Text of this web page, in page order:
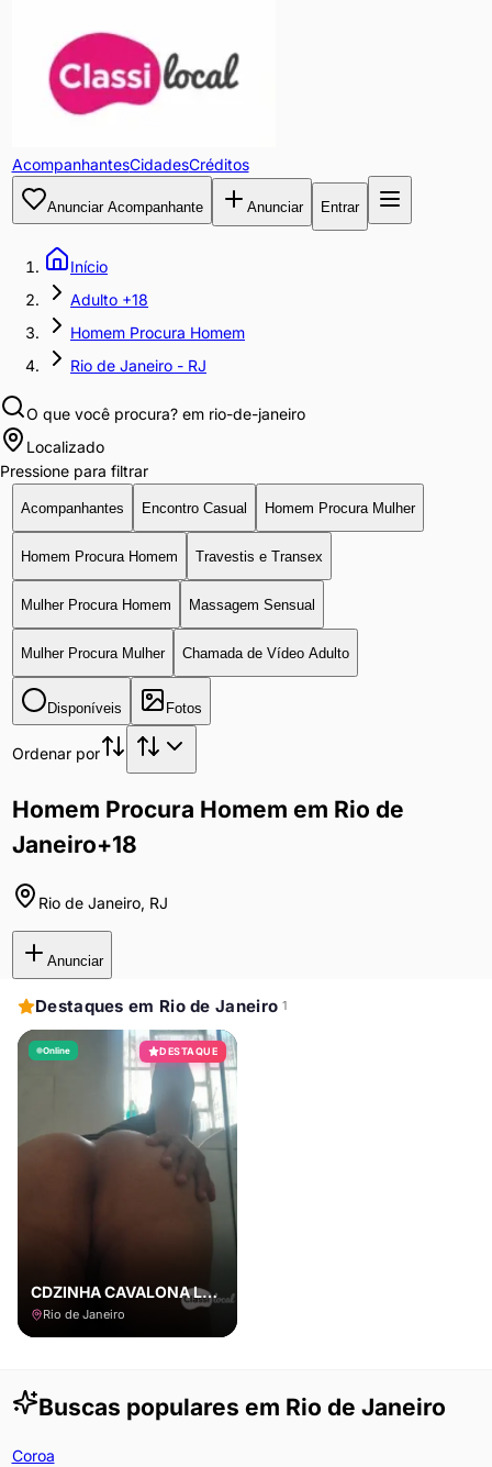
AcompanhantesCidadesCréditos
Anunciar Acompanhante Anunciar Entrar
Início
Adulto +18
Homem Procura Homem
Rio de Janeiro - RJ
O que você procura? em rio-de-janeiro
Localizado
Pressione para filtrar
Acompanhantes Encontro Casual Homem Procura Mulher
Homem Procura Homem Travestis e Transex
Mulher Procura Homem Massagem Sensual
Mulher Procura Mulher Chamada de Vídeo Adulto
Disponíveis Fotos
Ordenar por
Homem Procura Homem em Rio de
Janeiro+18
Rio de Janeiro, RJ
Anunciar
Destaques em Rio de Janeiro 1
DESTAQUE
Online
CDZINHA CAVALONA LEIA O ANUNCIO
Rio de Janeiro
Buscas populares em Rio de Janeiro
Coroa